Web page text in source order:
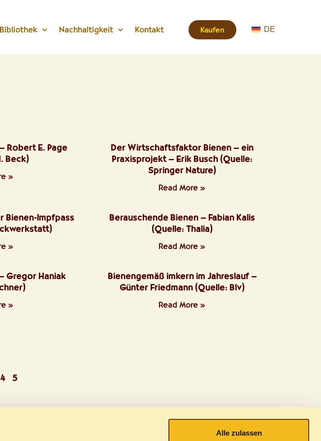
Alle zulassen
Nachhaltigkeit Kontakt Kaufen DE
Robert E. Page
Beck)
»
Der Wirtschaftsfaktor Bienen – ein
Praxisprojekt – Erik Busch (Quelle:
Springer Nature)
Read More »
Bienen-Impfpass
»
Berauschende Bienen – Fabian Kalis
(Quelle: Thalia)
Read More »
Gregor Haniak
»
Bienengemäß imkern im Jahreslauf –
Günter Friedmann (Quelle: Blv)
Read More »
4 5